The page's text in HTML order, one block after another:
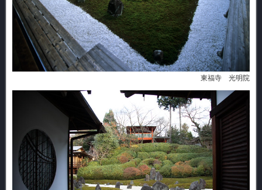
東福寺 光明院